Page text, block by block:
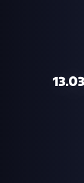
| 13.03.2023